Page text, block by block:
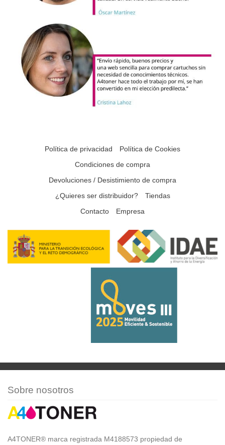
Política de privacidad
Política de Cookies
Condiciones de compra
Devoluciones / Desistimiento de compra
¿Quieres ser distribuidor?
Tiendas
Contacto
Empresa
Sobre nosotros
A4TONER® marca registrada M4188573 propiedad de